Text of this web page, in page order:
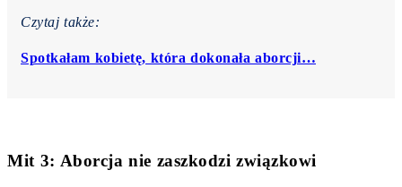
Czytaj także:
Spotkałam kobietę, która dokonała aborcji…
Mit 3: Aborcja nie zaszkodzi związkowi